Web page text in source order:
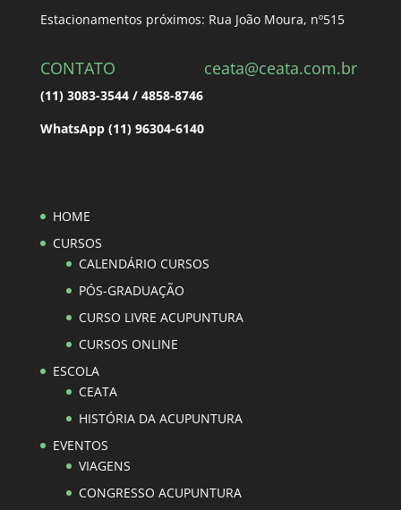
Estacionamentos próximos: Rua João Moura, nº515
CONTATO
(11) 3083-3544 / 4858-8746
WhatsApp (11) 96304-6140
ceata@ceata.com.br
HOME
CURSOS
CALENDÁRIO CURSOS
PÓS-GRADUAÇÃO
CURSO LIVRE ACUPUNTURA
CURSOS ONLINE
ESCOLA
CEATA
HISTÓRIA DA ACUPUNTURA
EVENTOS
VIAGENS
CONGRESSO ACUPUNTURA